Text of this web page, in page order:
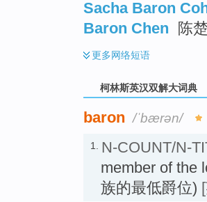
Sacha Baron
Baron Chen
陈
更多网络短语
柯林斯英汉双解大词典
baron /ˈbærən/
1. N-COUNT/N-
member of the
族的最低爵位)